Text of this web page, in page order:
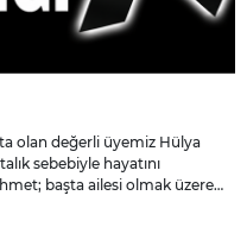
olan değerli üyemiz Hülya
sebebiyle hayatını
başta ailesi olmak üzere